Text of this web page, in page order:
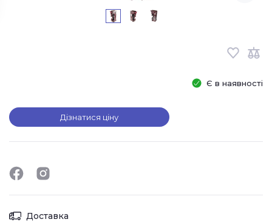
Є в наявності
Дізнатися ціну
Доставка